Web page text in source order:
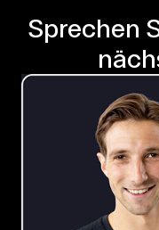
Sprechen